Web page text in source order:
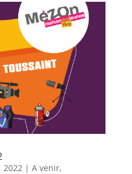
2022| A venir,